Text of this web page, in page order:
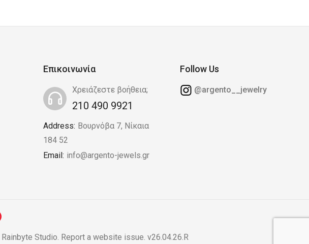
Επικοινωνία
Χρειάζεστε βοήθεια;
210 490 9921
Address: Βουρνόβα 7, Νίκαια
184 52
Email: info@argento-jewels.gr
Follow Us
@argento__jewelry
Rainbyte Studio. Report a website issue. v26.04.26.R